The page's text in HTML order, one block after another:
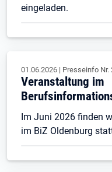
eingeladen.
01.06.2026 | Presseinfo Nr.
Veranstaltung im
Im Juni 2026 finden
im BiZ Oldenburg